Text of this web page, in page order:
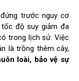
trước nguy cơ
tốc độ suy giảm đa
trong lịch sử. Việc
là trồng thêm cây,
loài, bảo vệ sự